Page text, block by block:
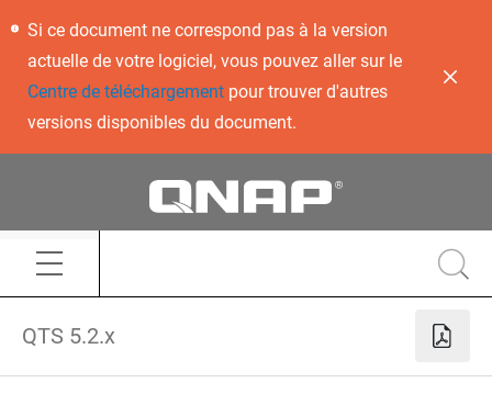
Si ce document ne correspond pas à la version
actuelle de votre logiciel, vous pouvez aller sur le
Centre de téléchargementpour trouver d'autres
versions disponibles du document.
QTS 5.2.x